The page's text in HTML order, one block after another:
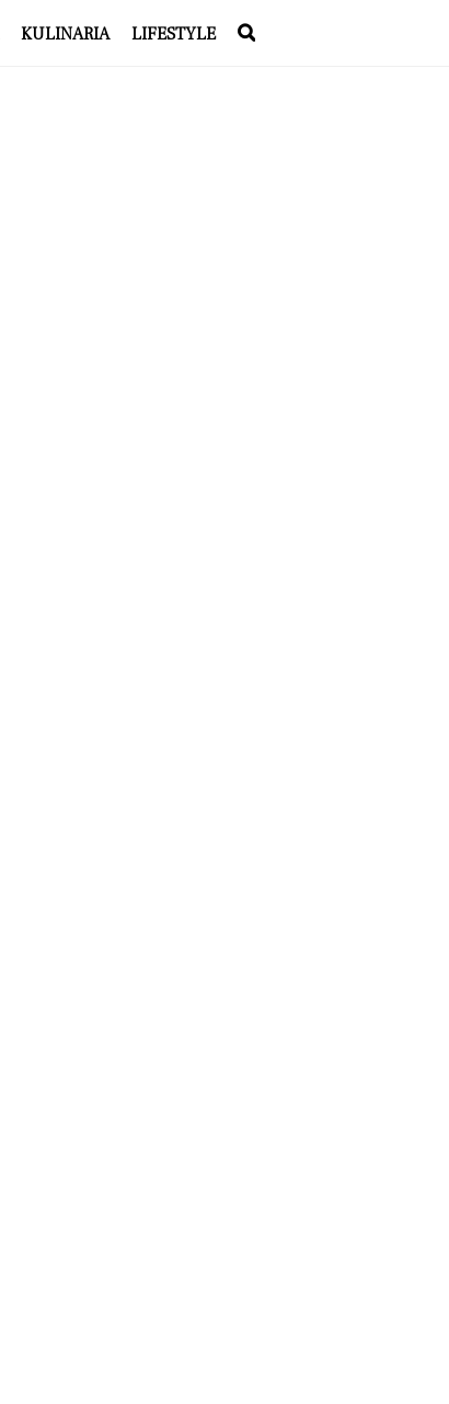
KULINARIA LIFESTYLE